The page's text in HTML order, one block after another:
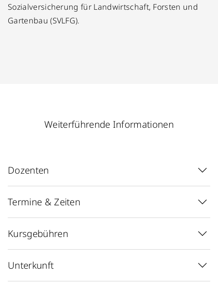
Sozialversicherung für Landwirtschaft, Forsten und
Gartenbau (SVLFG).
Weiterführende Informationen
Dozenten
Termine & Zeiten
Kursgebühren
Unterkunft